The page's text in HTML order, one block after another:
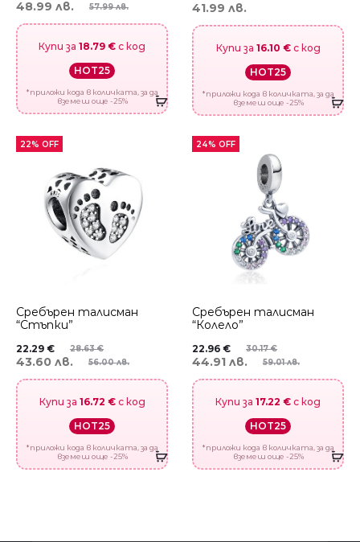
57.99 лв.
48.99 лв.
Купи за 18.79 € с код
HOT25
*приложи кода в количката, за да
вземеш още -25%
41.99 лв.
Купи за 16.10 €с код
HOT25
*приложи кода в количката, за да
вземеш още -25%
22% OFF
Сребърен талисман
“Стъпки”
28.63€
22.29 €
56.00 лв.
43.60 лв.
Купи за 16.72 €с код
HOT25
*приложи кода в количката, за да
вземеш още -25%
24% OFF
Сребърен талисман
“Колело”
30.17€
22.96 €
59.01 лв.
44.91 лв.
Купи за 17.22 € с код
HOT25
*приложи кода в количката, за да
вземеш още -25%